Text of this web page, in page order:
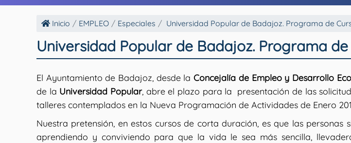
Inicio EMPLEO Especiales Universidad Popular de Badajoz. Programa de
Universidad Popular de Badajoz. Programa de
El Ayuntamiento de Badajoz, desde laConcejalía de Empleo y Desarrollo
de la Universidad Popular, abre el plazo para la presentación de las
talleres contemplados en la Nueva Programación de Actividades de Enero
Nuestra pretensión, en estos cursos de corta duración, es que las personas
aprendiendo y conviviendo para que la vida le sea más sencilla,